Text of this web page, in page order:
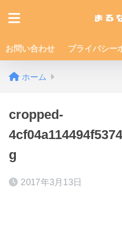
お問い合わせ プライバシー
ホーム
cropped-
g
2017年3月13日